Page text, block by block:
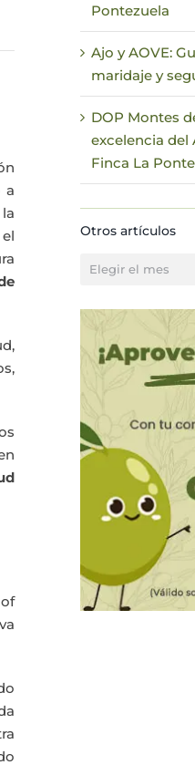
a
Pontezuela
Ajo y AOVE:
maridaje y
DOP Montes
excelencia del
Finca La
Otros artículos
Otros